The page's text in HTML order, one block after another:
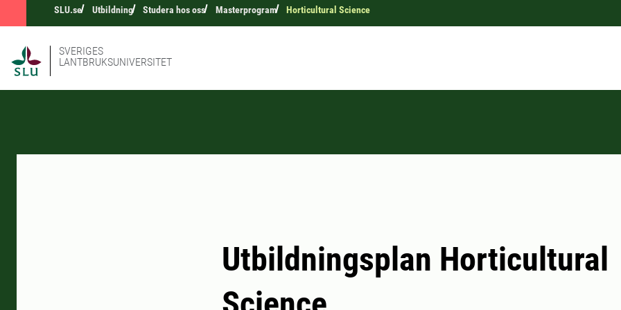
SLU.se Utbildning Studera hos oss Masterprogram Horticultural Science
SVERIGES
LANTBRUKSUNIVERSITET
Utbildningsplan Horticultural